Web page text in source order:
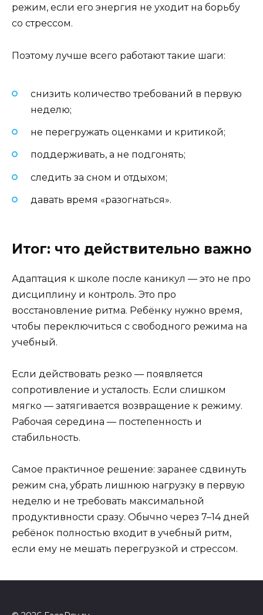
режим, если его энергия не уходит на борьбу
со стрессом.
Поэтому лучше всего работают такие шаги:
снизить количество требований в первую
неделю;
не перегружать оценками и критикой;
поддерживать, а не подгонять;
следить за сном и отдыхом;
давать время «разогнаться».
Итог: что действительно важно
Адаптация к школе после каникул — это не про
дисциплину и контроль. Это про
восстановление ритма. Ребёнку нужно время,
чтобы переключиться с свободного режима на
учебный.
Если действовать резко — появляется
сопротивление и усталость. Если слишком
мягко — затягивается возвращение к режиму.
Рабочая середина — постепенность и
стабильность.
Самое практичное решение: заранее сдвинуть
режим сна, убрать лишнюю нагрузку в первую
неделю и не требовать максимальной
продуктивности сразу. Обычно через 7–14 дней
ребёнок полностью входит в учебный ритм,
если ему не мешать перегрузкой и стрессом.